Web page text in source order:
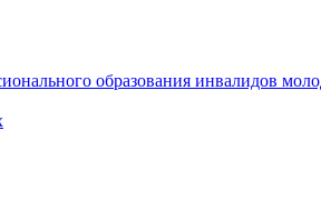
образования инвалидов